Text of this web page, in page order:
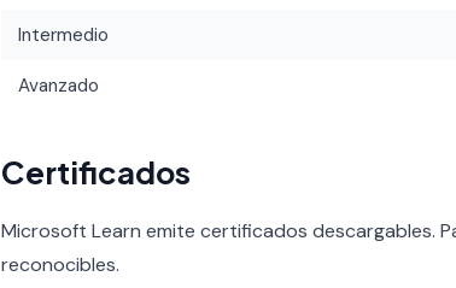
Intermedio
Avanzado
Certificados
Microsoft Learn emite certificados descargables.
reconocibles.